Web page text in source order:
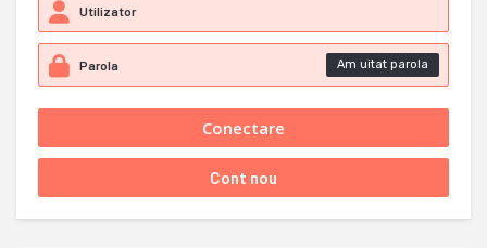
Am uitat parola